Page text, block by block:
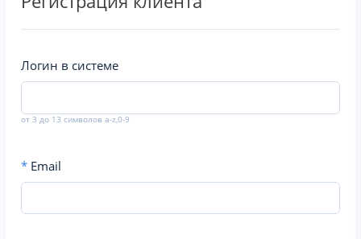
Логин в системе
от 3 до 13 символов a-z,0-9
* Email